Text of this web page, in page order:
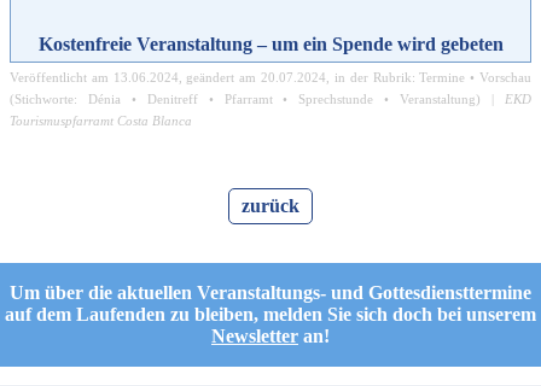
Kostenfreie Veranstaltung – um ein Spende wird gebeten
Veröffentlicht am 13.06.2024 , geändert am 20.07.2024 , in der Rubrik:Termine • Vorschau
(Stichworte: Dénia • Denitreff• Pfarramt• Sprechstunde • Veranstaltung) | EKD
Tourismuspfarramt Costa Blanca
zurück
Um über die aktuellen Veranstaltungs- und Gottesdiensttermine
auf dem Laufenden zu bleiben, melden Sie sich doch bei unserem
Newsletter an!